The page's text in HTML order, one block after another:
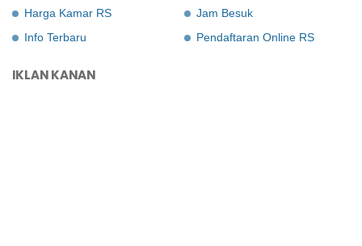
Harga Kamar RS
Info Terbaru
Jam Besuk
Pendaftaran Online RS
IKLAN KANAN